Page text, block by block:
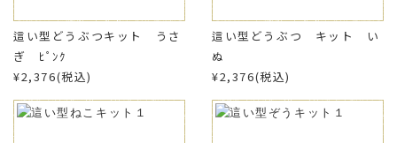
這い型どうぶつキット うさ
ぎ ﾋﾟﾝｸ
¥2,376(税込)
這い型どうぶつ キット い
ぬ
¥2,376(税込)